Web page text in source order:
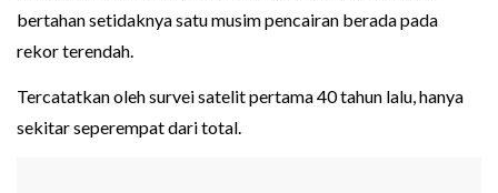
bertahan setidaknya satu musim pencairan berada pada
rekor terendah.
Tercatatkan oleh survei satelit pertama 40 tahun lalu, hanya
sekitar seperempat dari total.